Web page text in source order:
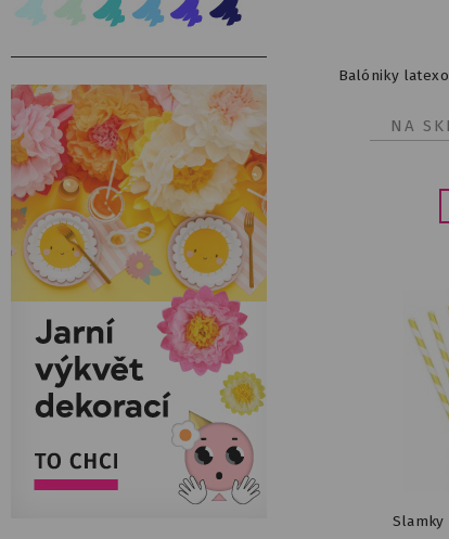
Balóniky
NA